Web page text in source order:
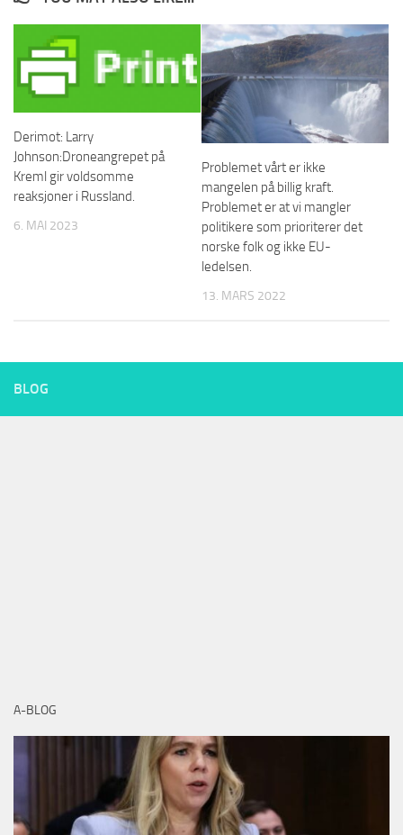
Derimot: Larry
Johnson:Droneangrepet på
Kreml gir voldsomme
reaksjoner i Russland.
6. MAI 2023
Problemet vårt er ikke
mangelen på billig kraft.
Problemet er at vi mangler
politikere som prioriterer det
norske folk og ikke EU-
ledelsen.
13. MARS 2022
BLOG
A-BLOG